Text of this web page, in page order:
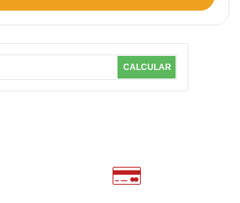
CALCULAR